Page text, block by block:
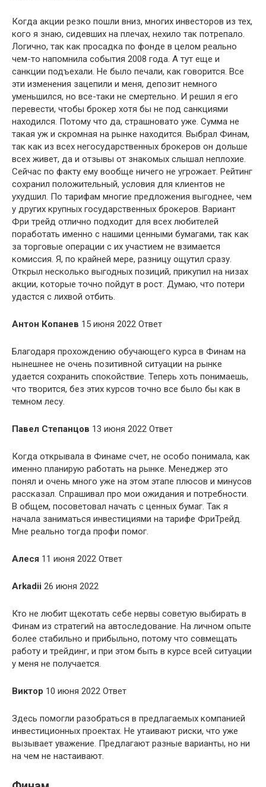
Когда акции резко пошли вниз, многих инвесторов из тех,
кого я знаю, сидевших на плечах, нехило так потрепало.
Логично, так как просадка по фонде в целом реально
чем-то напомнила события 2008 года. А тут еще и
санкции подъехали. Не было печали, как говорится. Все
эти изменения зацепили и меня, депозит немного
уменьшился, но все-таки не смертельно. И решил я его
перевести, чтобы брокер хотя бы не под санкциями
находился. Потому что да, страшновато уже. Сумма не
такая уж и скромная на рынке находится. Выбрал Финам,
так как из всех негосударственных брокеров он дольше
всех живет, да и отзывы от знакомых слышал неплохие.
Сейчас по факту ему вообще ничего не угрожает. Рейтинг
сохранил положительный, условия для клиентов не
ухудшил. По тарифам многие предложения выгоднее, чем
у других крупных государственных брокеров. Вариант
Фри трейд отлично подходит для всех любителей
поработать именно с нашими ценными бумагами, так как
за торговые операции с их участием не взимается
комиссия. Я, по крайней мере, разницу ощутил сразу.
Открыл несколько выгодных позиций, прикупил на низах
акции, которые точно пойдут в рост. Думаю, что потери
удастся с лихвой отбить.
Антон Копанев 15 июня 2022 Ответ
Благодаря прохождению обучающего курса в Финам на
нынешнее не очень позитивной ситуации на рынке
удается сохранить спокойствие. Теперь хоть понимаешь,
что творится, без этих курсов точно все было бы как в
темном лесу.
Павел Степанцов 13 июня 2022 Ответ
Когда открывала в Финаме счет, не особо понимала, как
именно планирую работать на рынке. Менеджер это
понял и очень много уже на этом этапе плюсов и минусов
рассказал. Спрашивал про мои ожидания и потребности.
В общем, посоветовал начать с ценных бумаг. Так я
начала заниматься инвестициями на тарифе ФриТрейд.
Мне реально тогда профи помог.
Алеся 11 июня 2022 Ответ
Arkadii 26 июня 2022
Кто не любит щекотать себе нервы советую выбирать в
Финам из стратегий на автоследование. На личном опыте
более стабильно и прибыльно, потому что совмещать
работу и трейдинг, и при этом быть в курсе всей ситуации
у меня не получается.
Виктор 10 июня 2022 Ответ
Здесь помогли разобраться в предлагаемых компанией
инвестиционных проектах. Не утаивают риски, что уже
вызывает уважение. Предлагают разные варианты, но ни
на чем не настаивают.